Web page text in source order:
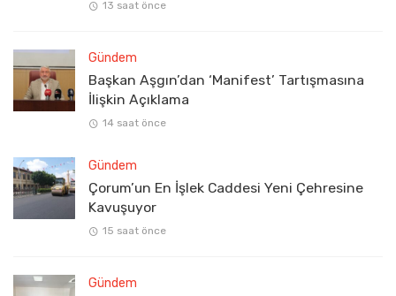
13 saat önce
Gündem
Başkan Aşgın’dan ‘Manifest’ Tartışmasına
İlişkin Açıklama
14 saat önce
Gündem
Çorum’un En İşlek Caddesi Yeni Çehresine
Kavuşuyor
15 saat önce
Gündem